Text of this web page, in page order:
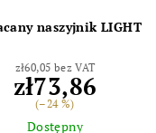
naszyjnik LIGHT
zł60,05 bez VAT
zł73,86
(–24 %)
Dostępny